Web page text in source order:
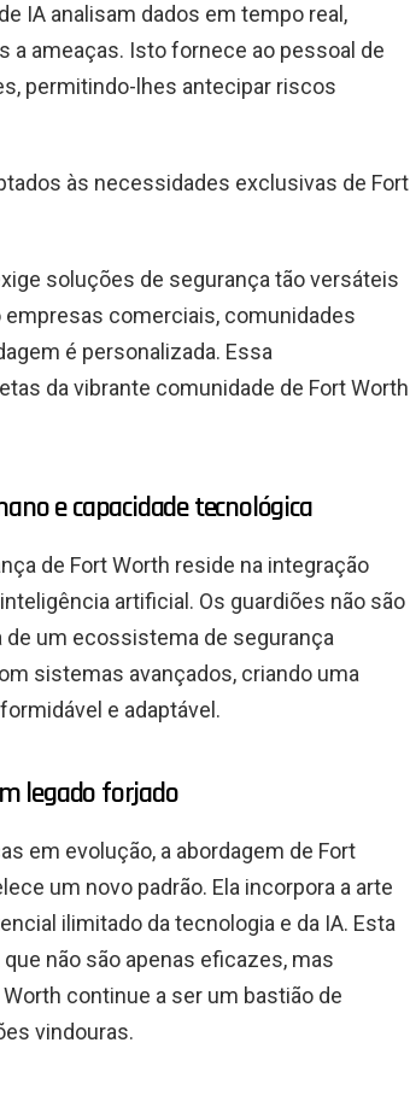
IA analisam dados em tempo real,
a ameaças. Isto fornece ao pessoal de
permitindo-lhes antecipar riscos
às necessidades exclusivas de Fort
soluções de segurança tão versáteis
empresas comerciais, comunidades
é personalizada. Essa
da vibrante comunidade de Fort Worth
e capacidade tecnológica
de Fort Worth reside na integração
artificial. Os guardiões não são
de um ecossistema de segurança
sistemas avançados, criando uma
e adaptável.
legado forjado
em evolução, a abordagem de Fort
um novo padrão. Ela incorpora a arte
ilimitado da tecnologia e da IA. Esta
não são apenas eficazes, mas
continue a ser um bastião de
vindouras.